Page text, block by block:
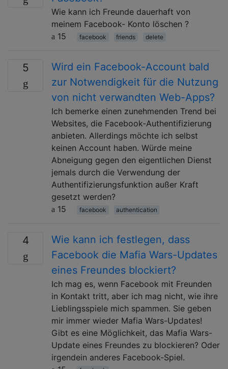
Wie kann ich Freunde dauerhaft von
meinem Facebook- Konto löschen ?
15
facebook friends delete
5
Wird ein Facebook-Account bald
zur Notwendigkeit für die Nutzung
von nicht verwandten Web-Apps?
Ich bemerke einen zunehmenden Trend bei
Websites, die Facebook-Authentifizierung
anbieten. Allerdings möchte ich selbst
keinen Account haben. Würde meine
Abneigung gegen den eigentlichen Dienst
jemals durch die Verwendung der
Authentifizierungsfunktion außer Kraft
gesetzt werden?
15
facebook authentication
4
Wie kann ich festlegen, dass
Facebook die Mafia Wars-Updates
eines Freundes blockiert?
Ich mag es, wenn Facebook mit Freunden
in Kontakt tritt, aber ich mag nicht, wie ihre
Lieblingsspiele mich spammen. Sie geben
mir immer wieder Mafia Wars-Updates!
Gibt es eine Möglichkeit, das Mafia Wars-
Update eines Freundes zu blockieren? Oder
irgendein anderes Facebook-Spiel.